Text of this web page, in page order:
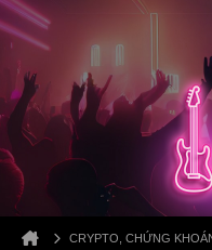
CRYPTO, CHỨNG